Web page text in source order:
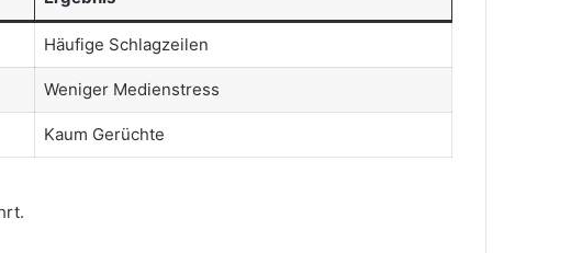
Häufige Schlagzeilen
Weniger Medienstress
Kaum Gerüchte